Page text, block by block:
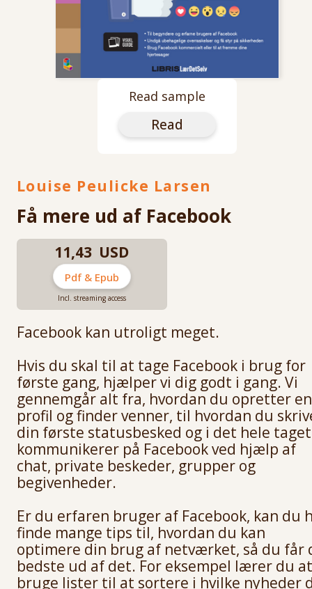
Read sample
Read
Louise Peulicke Larsen
Få mere ud af Facebook
11,43 USD
Pdf & Epub
Incl. streaming access
Facebook kan utroligt meget.
Hvis du skal til at tage Facebook i brug for
første gang, hjælper vi dig godt i gang. Vi
gennemgår alt fra, hvordan du opretter en
profil og finder venner, til hvordan du
din første statusbesked og i det hele taget
kommunikerer på Facebook ved hjælp af
chat, private beskeder, grupper og
begivenheder.
Er du erfaren bruger af Facebook, kan du
finde mange tips til, hvordan du kan
optimere din brug af netværket, så du får
bedste ud af det. For eksempel lærer du at
bruge lister til at sortere i hvilke nyheder